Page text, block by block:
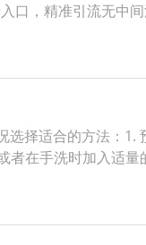
口，精准引流无中
择适合的方法：
在手洗时加入适